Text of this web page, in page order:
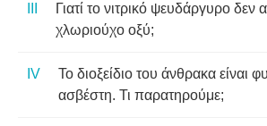
Γιατί το νιτρικό ψευδάργυρο δεν
χλωριούχο οξύ;
Το διοξείδιο του άνθρακα είναι
ασβέστη. Τι παρατηρούμε;